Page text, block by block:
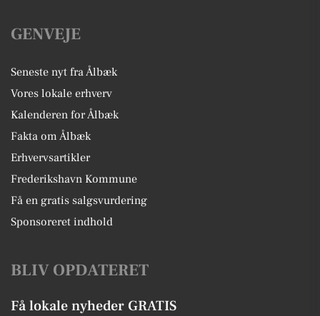
GENVEJE
Seneste nyt fra Ålbæk
Vores lokale erhverv
Kalenderen for Ålbæk
Fakta om Ålbæk
Erhvervsartikler
Frederikshavn Kommune
Få en gratis salgsvurdering
Sponsoreret indhold
BLIV OPDATERET
Få lokale nyheder GRATIS